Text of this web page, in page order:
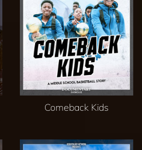
Comeback Kids